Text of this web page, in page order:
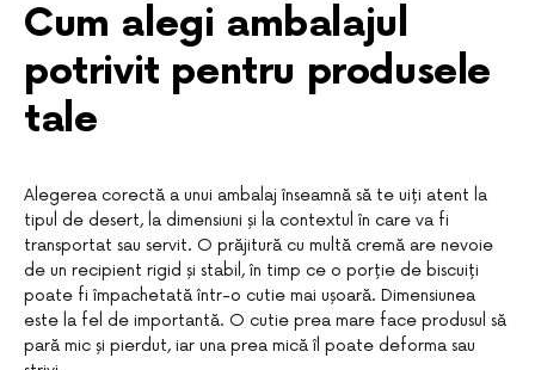
Cum alegi ambalajul
potrivit pentru produsele
tale
Alegerea corectă a unui ambalaj înseamnă să te uiți atent la
tipul de desert, la dimensiuni și la contextul în care va fi
transportat sau servit. O prăjitură cu multă cremă are nevoie
de un recipient rigid și stabil, în timp ce o porție de biscuiți
poate fi împachetată într-o cutie mai ușoară. Dimensiunea
este la fel de importantă. O cutie prea mare face produsul să
pară mic și pierdut, iar una prea mică îl poate deforma sau